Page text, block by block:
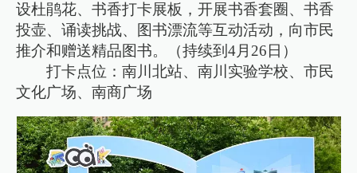
设杜鹃花、书香打卡展板，开展书香套圈、书香
投壶、诵读挑战、图书漂流等互动活动，向市民
推介和赠送精品图书。（持续到4月26日）
打卡点位：南川北站、南川实验学校、市民
文化广场、南商广场